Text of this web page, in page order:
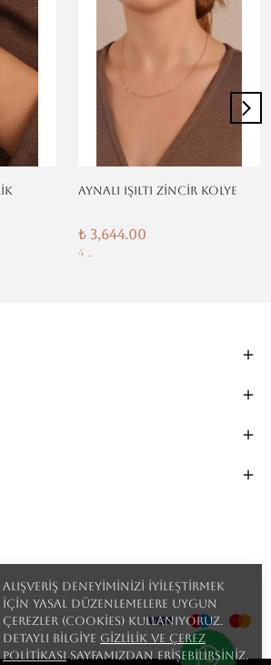
Alışveriş deneyiminizi iyileştirmek
için yasal düzenlemelere uygun
çerezler (cookies) kullanıyoruz.
Detaylı bilgiye Gizlilik ve Çerez
Politikasısayfamızdan erişebilirsiniz.
AYNALI IŞILTI ZİNCİR KOLYE
₺ 3,644.00
4 ..